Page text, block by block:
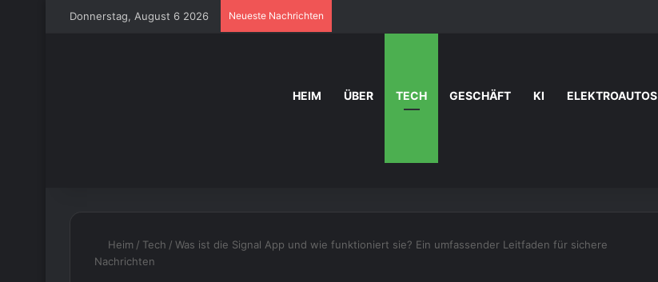
Donnerstag, August 6 2026 Neueste Nachrichten
HEIM ÜBER TECH GESCHÄFT KI ELEKTROAUTOS
Heim / Tech / Was ist die Signal App und wie funktioniert sie? Ein umfassender Leitfaden für sichere
Nachrichten